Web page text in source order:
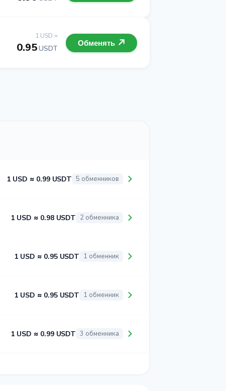
1 USD =
0.95USDT
Обменять
1 USD ≈ 0.99 USDT 5 обменников
1 USD ≈ 0.98 USDT 2 обменника
1 USD ≈ 0.95 USDT 1 обменник
1 USD ≈ 0.95 USDT 1 обменник
1 USD ≈ 0.99 USDT 3 обменника